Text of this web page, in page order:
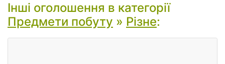
Інші оголошення в категорії
Предмети побуту » Різне: